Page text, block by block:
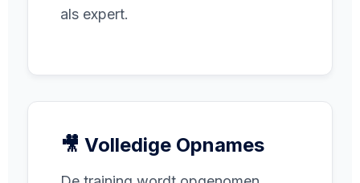
als expert.
🎥 Volledige Opnames